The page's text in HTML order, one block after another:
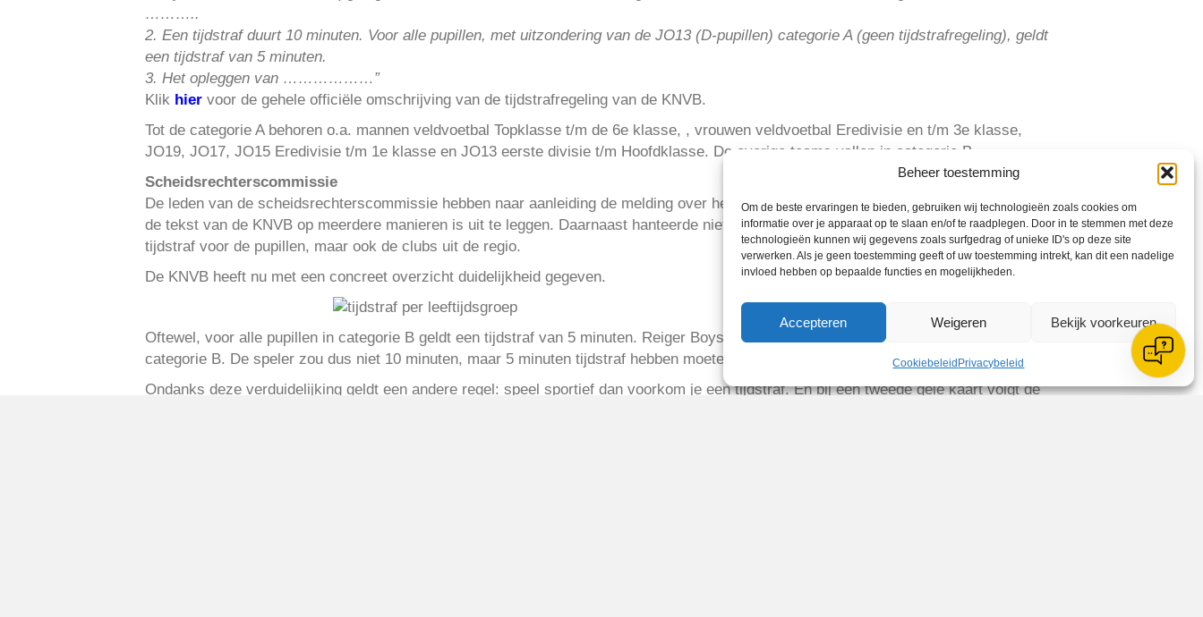
Beheer toestemming
Om de beste ervaringen te bieden, gebruiken wij technologieën zoals cookies om
informatie over je apparaat op te slaan en/of te raadplegen. Door in te stemmen met deze
technologieën kunnen wij gegevens zoals surfgedrag of unieke ID's op deze site
verwerken. Als je geen toestemming geeft of uw toestemming intrekt, kan dit een nadelige
invloed hebben op bepaalde functies en mogelijkheden.
Accepteren Weigeren Bekijk voorkeuren
Cookiebeleid Privacybeleid
………..
2. Een tijdstraf duurt 10 minuten. Voor alle pupillen, met uitzondering van de JO13 (D-pupillen) categorie A (geen tijdstrafregeling), geldt
een tijdstraf van 5 minuten.
3. Het opleggen van ………………”
Klik hier voor de gehele officiële omschrijving van de tijdstrafregeling van de KNVB.
Tot de categorie A behoren o.a. mannen veldvoetbal Topklasse t/m de 6e klasse, , vrouwen veldvoetbal Eredivisie en t/m 3e klasse,
JO19, JO17, JO15 Eredivisie t/m 1e klasse en JO13 eerste divisie t/m Hoofdklasse. De overige teams vallen in categorie B.
Scheidsrechterscommissie
De leden van de scheidsrechterscommissie hebben naar aanleiding de melding over het bovenstaande nader onderzoek verricht, omdat
de tekst van de KNVB op meerdere manieren is uit te leggen. Daarnaast hanteerde niet alleen Reiger Boys standaard de 10 minuten
tijdstraf voor de pupillen, maar ook de clubs uit de regio.
De KNVB heeft nu met een concreet overzicht duidelijkheid gegeven.
Oftewel, voor alle pupillen in categorie B geldt een tijdstraf van 5 minuten. Reiger Boys JO13: 2 speelt in de 2e klasse en dus onder
categorie B. De speler zou dus niet 10 minuten, maar 5 minuten tijdstraf hebben moeten krijgen tegen Vrone.
Ondanks deze verduidelijking geldt een andere regel: speel sportief dan voorkom je een tijdstraf. En bij een tweede gele kaart volgt de